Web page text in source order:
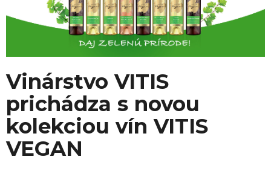
Vinárstvo VITIS
prichádza s novou
kolekciou vín VITIS
VEGAN